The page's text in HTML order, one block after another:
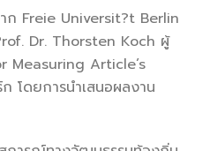
ก Freie Universit?t Berlin
Dr. Thorsten Koch ผู้
Measuring Article’s
โดยการนำเสนอผลงาน